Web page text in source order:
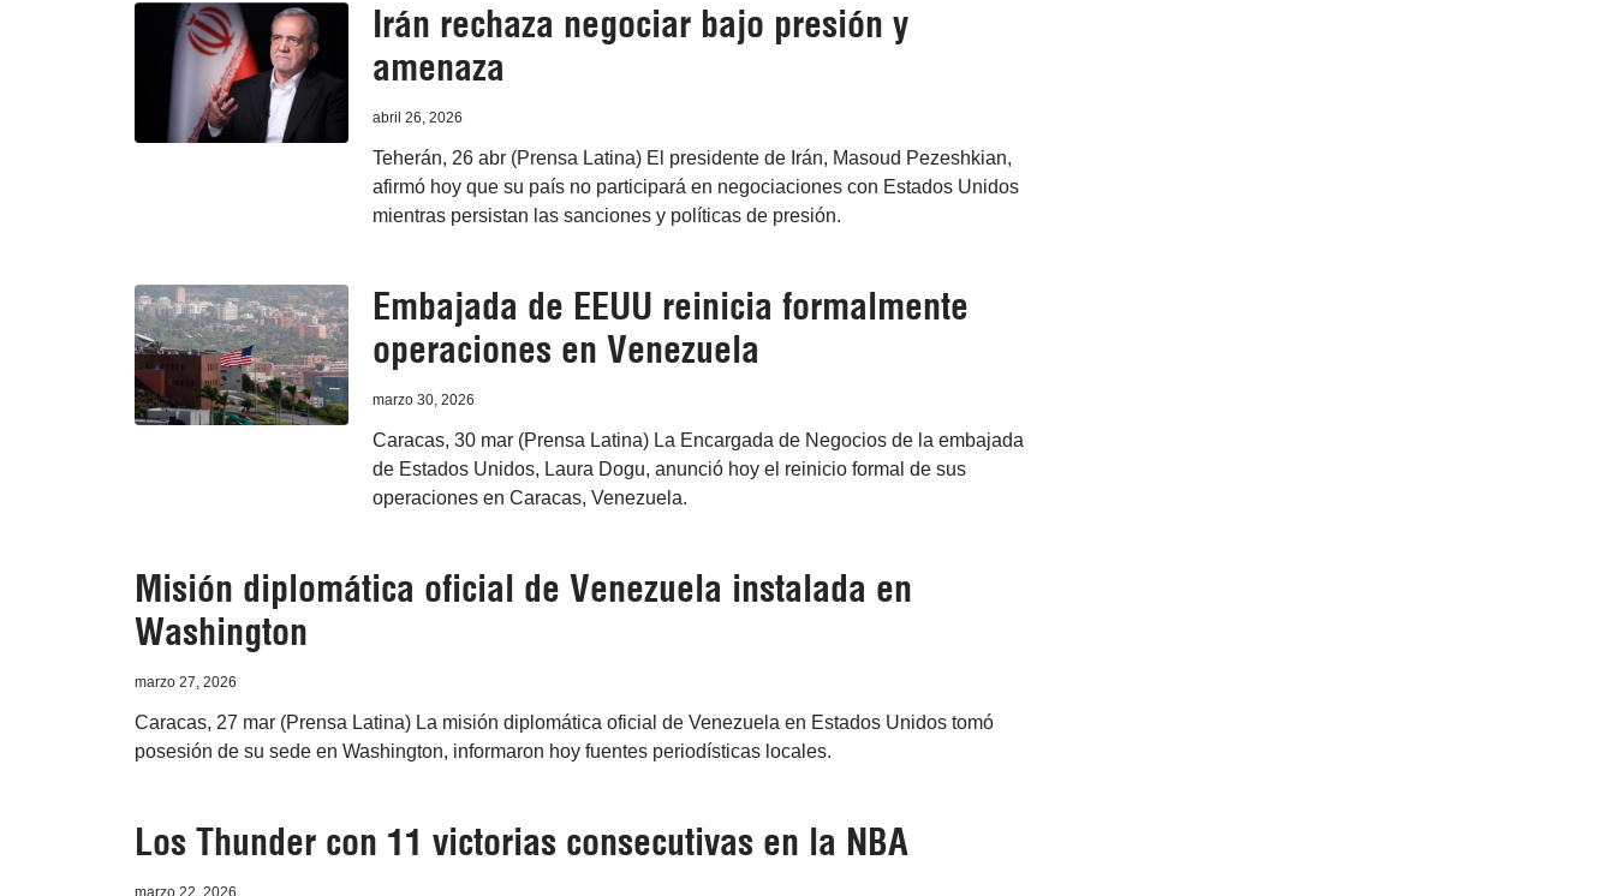
Irán rechaza negociar bajo presión y
amenaza
abril 26, 2026
Teherán, 26 abr (Prensa Latina) El presidente de Irán, Masoud Pezeshkian,
afirmó hoy que su país no participará en negociaciones con Estados Unidos
mientras persistan las sanciones y políticas de presión.
Embajada de EEUU reinicia formalmente
operaciones en Venezuela
marzo 30, 2026
Caracas, 30 mar (Prensa Latina) La Encargada de Negocios de la embajada
de Estados Unidos, Laura Dogu, anunció hoy el reinicio formal de sus
operaciones en Caracas, Venezuela.
Misión diplomática oficial de Venezuela instalada en
Washington
marzo 27, 2026
Caracas, 27 mar (Prensa Latina) La misión diplomática oficial de Venezuela en Estados Unidos tomó
posesión de su sede en Washington, informaron hoy fuentes periodísticas locales.
Los Thunder con 11 victorias consecutivas en la NBA